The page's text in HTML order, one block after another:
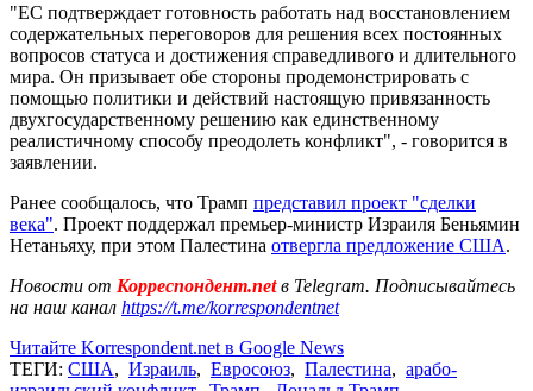
"ЕС подтверждает готовность работать над восстановлением
содержательных переговоров для решения всех постоянных
вопросов статуса и достижения справедливого и длительного
мира. Он призывает обе стороны продемонстрировать с
помощью политики и действий настоящую привязанность
двухгосударственному решению как единственному
реалистичному способу преодолеть конфликт", - говорится в
заявлении.
Ранее сообщалось, что Трамп представил проект "сделки
века". Проект поддержал премьер-министр Израиля Беньямин
Нетаньяху, при этом Палестина отвергла предложение США.
Новости от Корреспондент.netв Telegram. Подписывайтесь
на наш канал https://t.me/korrespondentnet
Читайте Korrespondent.net в Google News
ТЕГИ: США, Израиль, Евросоюз, Палестина, арабо-